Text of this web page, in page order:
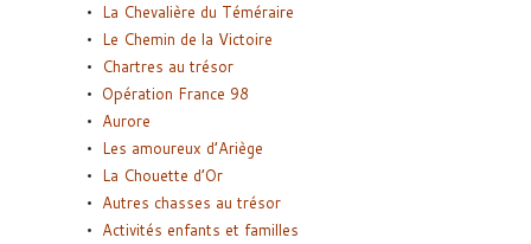
La Chevalière du Téméraire
Le Chemin de la Victoire
Chartres au trésor
Opération France 98
Aurore
Les amoureux d’Ariège
La Chouette d’Or
Autres chasses au trésor
Activités enfants et familles